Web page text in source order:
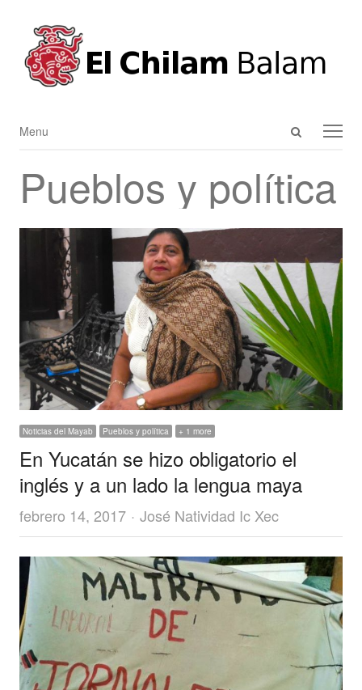
Open
panel
Menu
Menu
Pueblos y política
Noticias del Mayab Pueblos y política + 1 more
En Yucatán se hizo obligatorio el
inglés y a un lado la lengua maya
febrero 14, 2017 Author
José Natividad Ic Xec